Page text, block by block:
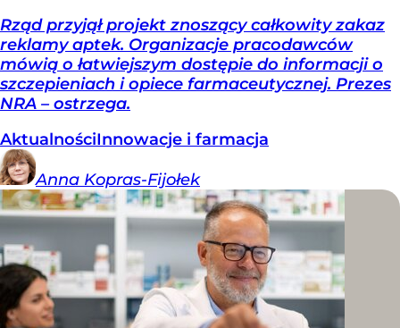
Rząd przyjął projekt znoszący całkowity zakaz
reklamy aptek. Organizacje pracodawców
mówią o łatwiejszym dostępie do informacji o
szczepieniach i opiece farmaceutycznej. Prezes
NRA – ostrzega.
AktualnościInnowacje i farmacja
Anna Kopras-Fijołek